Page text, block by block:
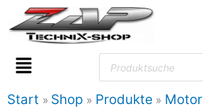
Inhalt
springen
Flyout
Menu
Products
search
Start Shop Produkte Motor